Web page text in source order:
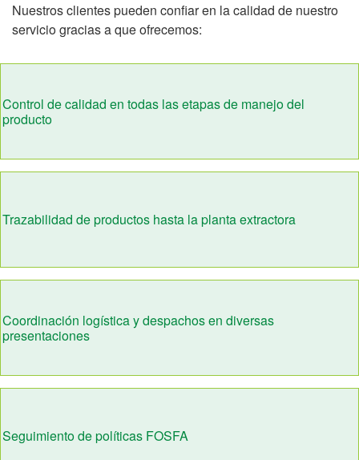
Nuestros clientes pueden confiar en la calidad de nuestro
servicio gracias a que ofrecemos:
Control de calidad en todas las etapas de manejo del
producto
Trazabilidad de productos hasta la planta extractora
Coordinación logística y despachos en diversas
presentaciones
Seguimiento de políticas FOSFA